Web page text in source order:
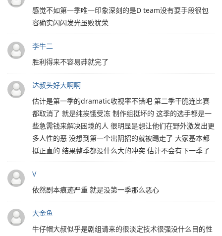
感觉不如第一季唯一印象深刻的是D team没有耍手段很包
容确实闪闪发光虽败犹荣
李牛二
胜利得来不容易莽就完了
达叔头好大啊啊
估计是第一季的dramatic收视率不错吧 第二季干脆连比赛
都取消了 就是纯挨饿受冻 制作组挺坏的 这季的选手都是一
些急需钱来解决困境的人 很明显是想让他们在野外激发出更
多人性的恶 没想到第一个出阴招的就被踢走了 大家基本都
挺正直的 结果整季都没什么大的冲突 估计不会有下一季了
V
依然剧本痕迹严重 就是没第一季那么恶心
大金鱼
牛仔帽大叔似乎是剧组请来的很淡定技术很强没什么目的性